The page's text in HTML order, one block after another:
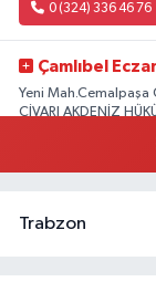
0 (324) 336 46 76
Çamlıbel
Yeni Mah.Cemalpaşa
CİVARI AKDENİZ
Trabzon